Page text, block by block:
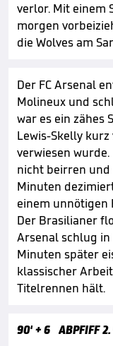
verlor. Mit einem
morgen
die Wolves am
Der FC Arsenal
Molineux und
war es ein zähes
Lewis-Skelly kurz
verwiesen
nicht beirren und
Minuten
einem unnötigen
Der Brasilianer
Arsenal schlug in
Minuten später
klassischer
Titelrennen hält.
90'+ 6 ABPFIFF